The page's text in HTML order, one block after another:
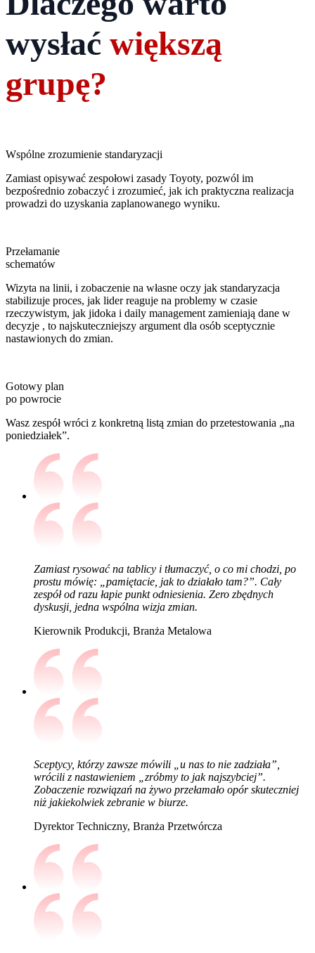
wysłać większą
grupę?
Wspólne zrozumienie standaryzacji
Zamiast opisywać zespołowi zasady Toyoty, pozwól im
bezpośrednio zobaczyć i zrozumieć, jak ich praktyczna realizacja
prowadzi do uzyskania zaplanowanego wyniku.
Przełamanie
schematów
Wizyta na linii, i zobaczenie na własne oczy jak standaryzacja
stabilizuje proces, jak lider reaguje na problemy w czasie
rzeczywistym, jak jidoka i daily management zamieniają dane w
decyzje , to najskuteczniejszy argument dla osób sceptycznie
nastawionych do zmian.
Gotowy plan
po powrocie
Wasz zespół wróci z konkretną listą zmian do przetestowania „na
poniedziałek”.
Zamiast rysować na tablicy i tłumaczyć, o co mi chodzi, po
prostu mówię: „pamiętacie, jak to działało tam?”. Cały
zespół od razu łapie punkt odniesienia. Zero zbędnych
dyskusji, jedna wspólna wizja zmian.
Kierownik Produkcji, Branża Metalowa
Sceptycy, którzy zawsze mówili „u nas to nie zadziała”,
wrócili z nastawieniem „zróbmy to jak najszybciej”.
Zobaczenie rozwiązań na żywo przełamało opór skuteczniej
niż jakiekolwiek zebranie w biurze.
Dyrektor Techniczny, Branża Przetwórcza